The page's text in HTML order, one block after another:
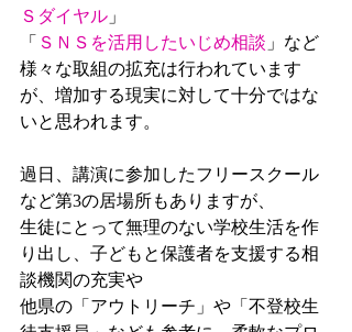
Ｓダイヤル 」
「 ＳＮＳを活用したいじめ相談 」など
様々な取組の拡充は行われています
が、増加する現実に対して十分ではな
いと思われます。
過日、講演に参加したフリースクール
など第3の居場所もありますが、
生徒にとって無理のない学校生活を作
り出し、子どもと保護者を支援する相
談機関の充実や
他県の「アウトリーチ」や「不登校生